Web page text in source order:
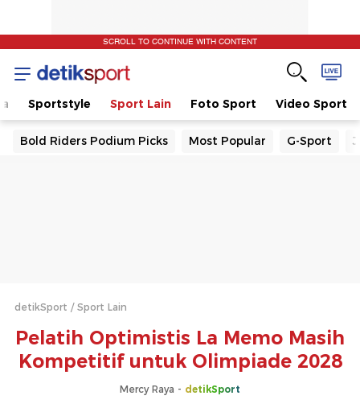
SCROLL TO CONTINUE WITH CONTENT
Sportstyle Sport Lain Foto Sport Video Sport
Bold Riders Podium Picks Most Popular G-Sport
detikSport Sport Lain
Pelatih Optimistis La Memo Masih
Kompetitif untuk Olimpiade 2028
Mercy Raya - detikSport